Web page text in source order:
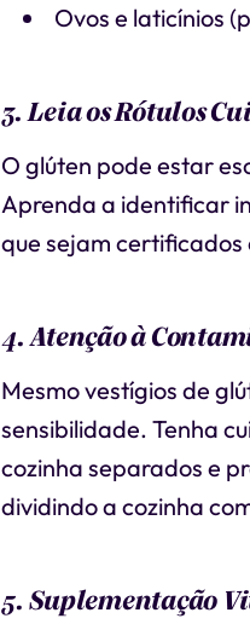
Ovos e laticínios
3. Leia os Rótulos
O glúten pode estar
Aprenda a identificar
que sejam certificados
4. Atenção à
Mesmo vestígios de
sensibilidade. Tenha
cozinha separados e
dividindo a cozinha
5. Suplementação